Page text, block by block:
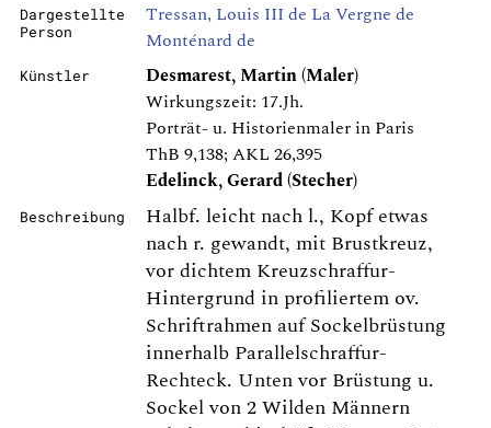
Dargestellte
Person
Tressan, Louis III de La Vergne de
Monténard de
Künstler
Desmarest, Martin (Maler)
Wirkungszeit: 17.Jh.
Porträt- u. Historienmaler in Paris
ThB 9,138; AKL 26,395
Edelinck, Gerard (Stecher)
Beschreibung
Halbf. leicht nach l., Kopf etwas
nach r. gewandt, mit Brustkreuz,
vor dichtem Kreuzschraffur-
Hintergrund in profiliertem ov.
Schriftrahmen auf Sockelbrüstung
innerhalb Parallelschraffur-
Rechteck. Unten vor Brüstung u.
Sockel von 2 Wilden Männern